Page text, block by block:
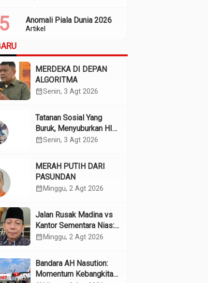
Artikel
Anomali Piala Dunia 2026
MERDEKA DI DEPAN
ALGORITMA
calendar_monthSenin, 3 Agt 2026
Tatanan Sosial Yang
Buruk, Menyuburkan HIV
Pada Remaja
calendar_monthSenin, 3 Agt 2026
MERAH PUTIH DARI
PASUNDAN
calendar_month Minggu, 2 Agt 2026
Jalan Rusak Madina vs
Kantor Sementara Nias:
Kebijakan Pilih Kasih
calendar_month Minggu, 2 Agt 2026
Bandara AH Nasution:
Momentum Kebangkitan